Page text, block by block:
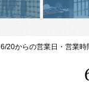
6/20からの営業日・営業時